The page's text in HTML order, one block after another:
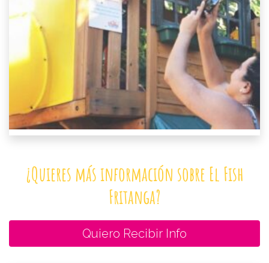
¿Quieres más información sobre El Fish
Fritanga?
Quiero Recibir Info